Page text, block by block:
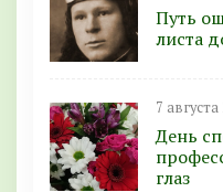
Путь
листа
7
День
глаз